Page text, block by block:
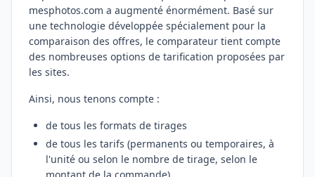
mesphotos.com a augmenté énormément. Basé sur
une technologie développée spécialement pour la
comparaison des offres, le comparateur tient compte
des nombreuses options de tarification proposées par
les sites.
Ainsi, nous tenons compte :
de tous les formats de tirages
de tous les tarifs (permanents ou temporaires, à
l'unité ou selon le nombre de tirage, selon le